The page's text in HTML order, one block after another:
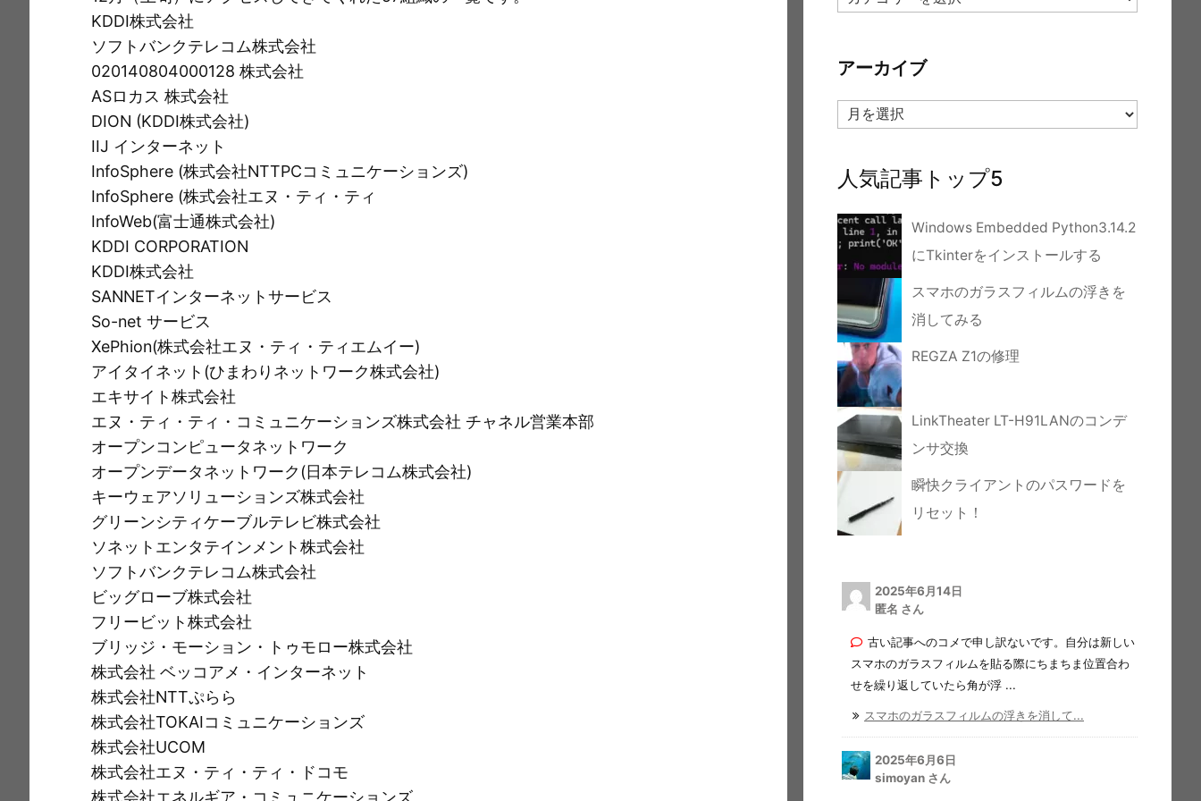
e
c
e
b
o
o
k
i
ai
l
t
p
KDDI株式会社
ソフトバンクテレコム株式会社
020140804000128 株式会社
ASロカス 株式会社
DION (KDDI株式会社)
IIJ インターネット
InfoSphere (株式会社NTTPCコミュニケーションズ)
InfoSphere (株式会社エヌ・ティ・ティ
InfoWeb(富士通株式会社)
KDDI CORPORATION
KDDI株式会社
SANNETインターネットサービス
So-net サービス
XePhion(株式会社エヌ・ティ・ティエムイー)
アイタイネット(ひまわりネットワーク株式会社)
エキサイト株式会社
エヌ・ティ・ティ・コミュニケーションズ株式会社 チャネル営業本部
オープンコンピュータネットワーク
オープンデータネットワーク(日本テレコム株式会社)
キーウェアソリューションズ株式会社
グリーンシティケーブルテレビ株式会社
ソネットエンタテインメント株式会社
ソフトバンクテレコム株式会社
ビッグローブ株式会社
フリービット株式会社
ブリッジ・モーション・トゥモロー株式会社
株式会社 ベッコアメ・インターネット
株式会社NTTぷらら
株式会社TOKAIコミュニケーションズ
株式会社UCOM
株式会社エヌ・ティ・ティ・ドコモ
株式会社エネルギア・コミュニケーションズ
テ
ー
アーカイブ
ア
ー
イ
ブ
人気記事トップ5
Windows Embedded Python3.14.2
にTkinterをインストールする
スマホのガラスフィルムの浮きを
消してみる
REGZA Z1の修理
LinkTheater LT-H91LANのコンデ
ンサ交換
瞬快クライアントのパスワードを
リセット！
2025年6月14日
匿名 さん
古い記事へのコメで申し訳ないです。自分は新しい
スマホのガラスフィルムを貼る際にちまちま位置合わ
せを繰り返していたら角が浮 ...
スマホのガラスフィルムの浮きを消して...
2025年6月6日
simoyan さん